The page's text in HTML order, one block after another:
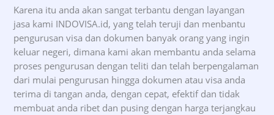
Karena itu anda akan sangat terbantu dengan layangan
jasa kami INDOVISA.id, yang telah teruji dan menbantu
pengurusan visa dan dokumen banyak orang yang ingin
keluar negeri, dimana kami akan membantu anda selama
proses pengurusan dengan teliti dan telah berpengalaman
dari mulai pengurusan hingga dokumen atau visa anda
terima di tangan anda, dengan cepat, efektif dan tidak
membuat anda ribet dan pusing dengan harga terjangkau